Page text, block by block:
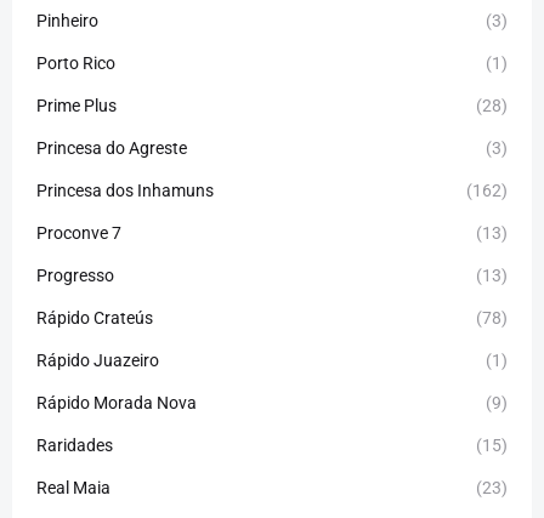
Pinheiro (3)
Porto Rico (1)
Prime Plus (28)
Princesa do Agreste (3)
Princesa dos Inhamuns (162)
Proconve 7 (13)
Progresso (13)
Rápido Crateús (78)
Rápido Juazeiro (1)
Rápido Morada Nova (9)
Raridades (15)
Real Maia (23)